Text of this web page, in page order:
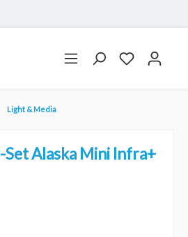
Light & Media
Set Alaska Mini Infra+